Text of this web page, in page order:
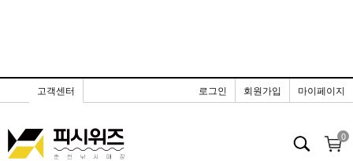
고객센터 로그인 회원가입 마이페이지
0